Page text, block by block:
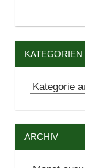
KATEGORIEN
Kategorien
ARCHIV